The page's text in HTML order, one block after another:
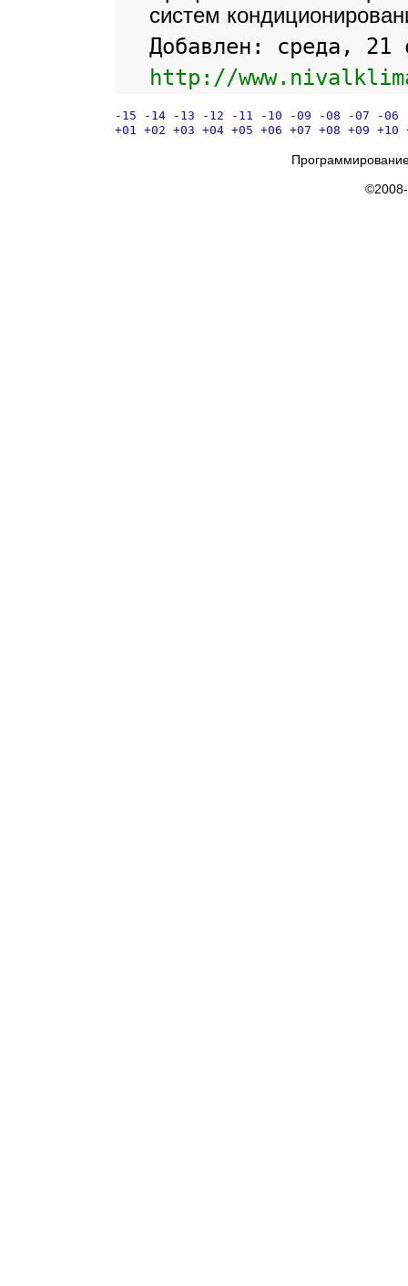
систем
Добавлен: среда, 21
http://
-15 -14 -13 -12 -11 -10 -09 -08 -07 -06
+01 +02 +03 +04 +05 +06 +07 +08 +09 +10